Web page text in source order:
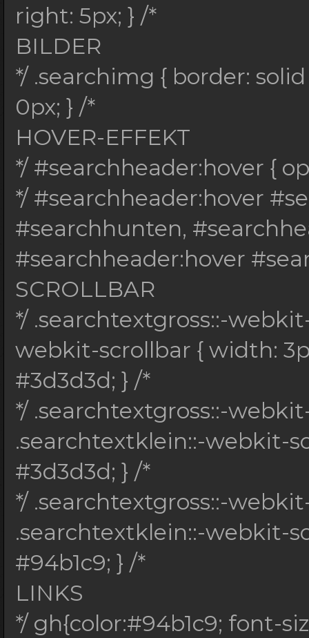
right: 5px; } /*
BILDER
*/ .searchimg { border:
0px; } /*
HOVER-EFFEKT
*/ #searchheader:hover {
*/ #searchheader:hover
#searchhunten,
#searchheader:hover
SCROLLBAR
*/ .searchtextgross::-
webkit-scrollbar { width:
#3d3d3d; } /*
*/ .searchtextgross::-
.searchtextklein::-webkit-
#3d3d3d; } /*
*/ .searchtextgross::-
.searchtextklein::-webkit-
#94b1c9; } /*
LINKS
*/ gh{color:#94b1c9; font-